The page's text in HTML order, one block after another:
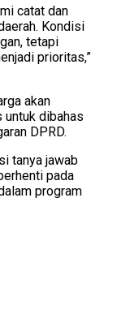
catat dan
Kondisi
tetapi
prioritas,”
akan
dibahas
DPRD.
tanya jawab
pada
program